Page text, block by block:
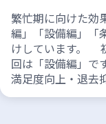
繁忙期に向けた効
編」「設備編」「
けしています。
回は「設備編」で
満足度向上・退去